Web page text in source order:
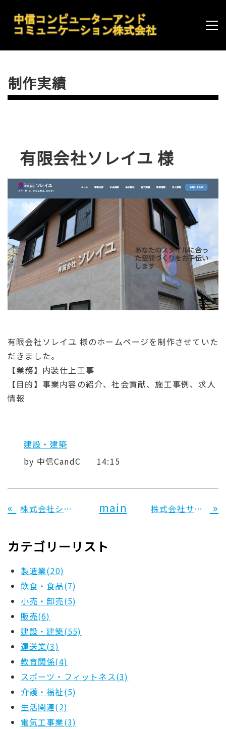
制作実績
有限会社ソレイユ 様
有限会社ソレイユ 様のホームページを制作させていた
だきました。
【業務】内装仕上工事
【目的】 事業内容の紹介、社会貢献、施工事例、求人
情報
建設・建築
by 中信CandC 14:15
« 株式会社シー・ジェイ・エフ 様 main 株式会社サニーホーム 様 »
カテゴリーリスト
製造業(20)
飲食・食品(7)
小売・卸売(5)
販売(6)
建設・建築(55)
運送業(3)
教育関係(4)
スポーツ・フィットネス(3)
介護・福祉(5)
生活関連(2)
電気工事業(3)